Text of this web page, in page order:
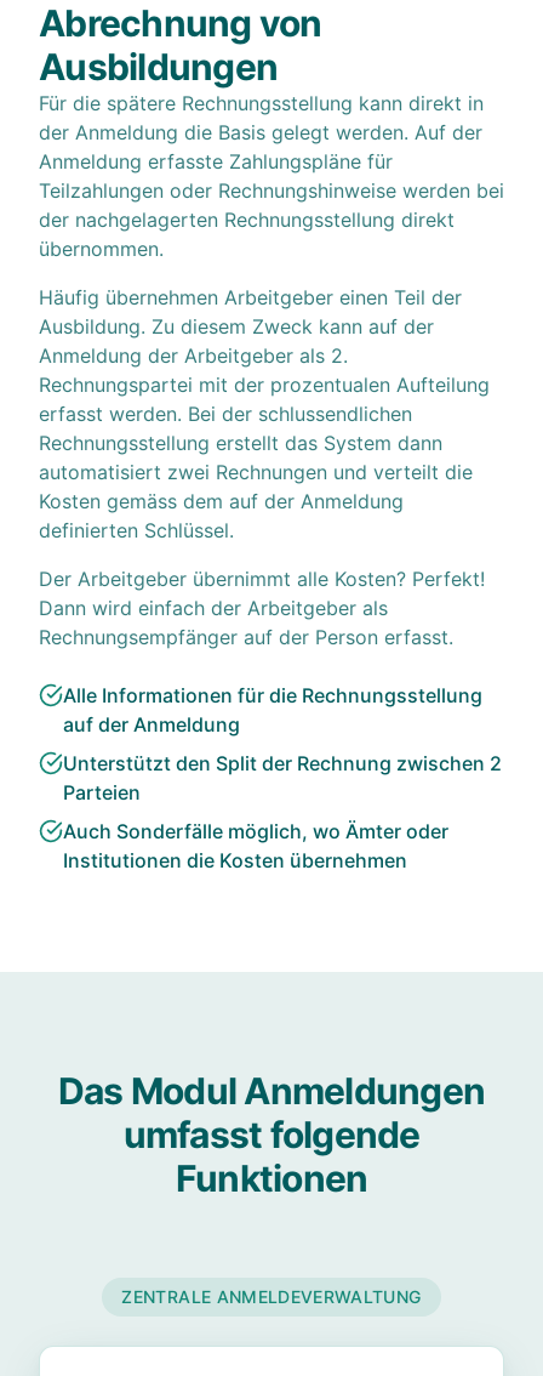
Abrechnung von
Ausbildungen
Für die spätere Rechnungsstellung kann direkt in
der Anmeldung die Basis gelegt werden. Auf der
Anmeldung erfasste Zahlungspläne für
Teilzahlungen oder Rechnungshinweise werden bei
der nachgelagerten Rechnungsstellung direkt
übernommen.
Häufig übernehmen Arbeitgeber einen Teil der
Ausbildung. Zu diesem Zweck kann auf der
Anmeldung der Arbeitgeber als 2.
Rechnungspartei mit der prozentualen Aufteilung
erfasst werden. Bei der schlussendlichen
Rechnungsstellung erstellt das System dann
automatisiert zwei Rechnungen und verteilt die
Kosten gemäss dem auf der Anmeldung
definierten Schlüssel.
Der Arbeitgeber übernimmt alle Kosten? Perfekt!
Dann wird einfach der Arbeitgeber als
Rechnungsempfänger auf der Person erfasst.
Alle Informationen für die Rechnungsstellung
auf der Anmeldung
Unterstützt den Split der Rechnung zwischen 2
Parteien
Auch Sonderfälle möglich, wo Ämter oder
Institutionen die Kosten übernehmen
Das Modul Anmeldungen
umfasst folgende
Funktionen
ZENTRALE ANMELDEVERWALTUNG